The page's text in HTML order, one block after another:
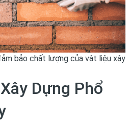
bảo chất lượng của vật liệu xây
Dựng Phổ